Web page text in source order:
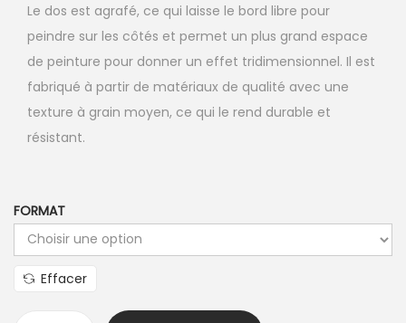
Le dos est agrafé, ce qui laisse le bord libre pour
peindre sur les côtés et permet un plus grand espace
de peinture pour donner un effet tridimensionnel. Il est
fabriqué à partir de matériaux de qualité avec une
texture à grain moyen, ce qui le rend durable et
résistant.
FORMAT
Effacer